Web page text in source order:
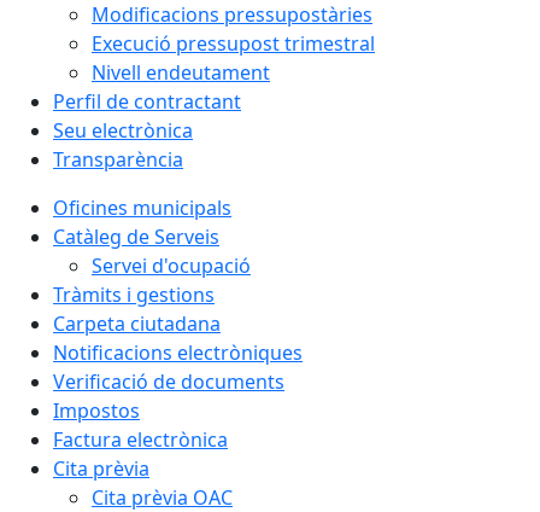
Modificacions pressupostàries
Execució pressupost trimestral
Nivell endeutament
Perfil de contractant
Seu electrònica
Transparència
Oficines municipals
Catàleg de Serveis
Servei d'ocupació
Tràmits i gestions
Carpeta ciutadana
Notificacions electròniques
Verificació de documents
Impostos
Factura electrònica
Cita prèvia
Cita prèvia OAC